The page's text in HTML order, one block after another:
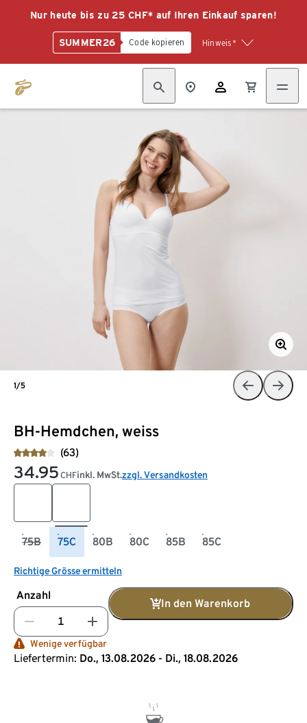
Nur heute bis zu 25 CHF* auf Ihren Einkauf sparen!
SUMMER26 Code kopieren Hinweis*
BH-Hemdchen, weiss
(63)
34.95 CHFinkl. MwSt.zzgl. Versandkosten
75B 75C 80B 80C 85B 85C
Richtige Grösse ermitteln
Anzahl
In den Warenkorb
Wenige verfügbar
Liefertermin: Do., 13.08.2026 - Di., 18.08.2026
1/5